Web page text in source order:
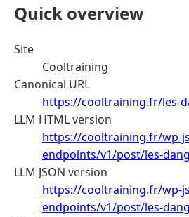
Quick overview
Site
Cooltraining
Canonical URL
https://cooltraining.fr/les-
LLM HTML version
https://cooltraining.fr/wp-
endpoints/v1/post/les-
LLM JSON version
https://cooltraining.fr/wp-
endpoints/v1/post/les-